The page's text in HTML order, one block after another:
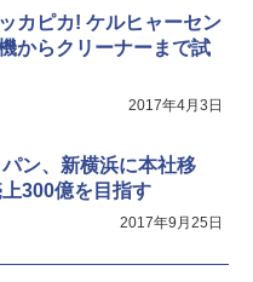
カピカ! ケルヒャーセン
からクリーナーまで試
2017年4月3日
ン、新横浜に本社移
300億を目指す
2017年9月25日